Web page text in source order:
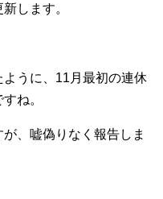
します。
うに、11月最初の連休
ね。
、嘘偽りなく報告しま